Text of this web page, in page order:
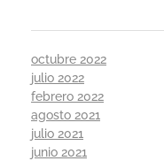
octubre 2022
julio 2022
febrero 2022
agosto 2021
julio 2021
junio 2021